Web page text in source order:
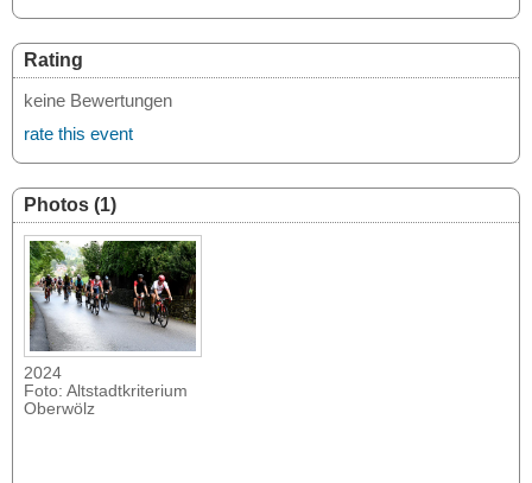
Rating
keine Bewertungen
rate this event
Photos (1)
2024
Foto: Altstadtkriterium
Oberwölz